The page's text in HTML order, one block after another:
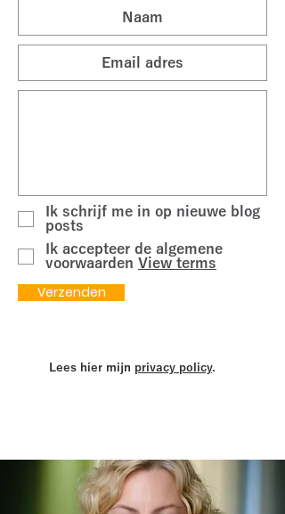
Ik schrijf me in op nieuwe blog
posts
Ik accepteer de algemene
voorwaarden View terms
Verzenden
Lees hier mijn privacy policy.